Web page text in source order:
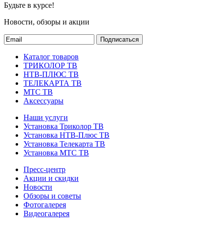
Будьте в курсе!
Новости, обзоры и акции
Подписаться
Каталог товаров
ТРИКОЛОР ТВ
НТВ-ПЛЮС ТВ
ТЕЛЕКАРТА ТВ
МТС ТВ
Аксессуары
Наши услуги
Установка Триколор ТВ
Установка НТВ-Плюс ТВ
Установка Телекарта ТВ
Установка МТС ТВ
Пресс-центр
Акции и скидки
Новости
Обзоры и советы
Фотогалерея
Видеогалерея